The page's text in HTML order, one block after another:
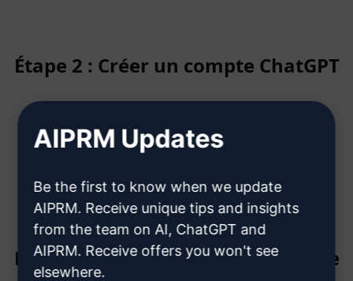
Étape 2 : Créer un compte ChatGPT
Cliquez ici pour savoir comment
créer un compte ChatGPT
Étape 3 : Utiliser l'invite dans votre
AIPRM Updates
Be the first to know when we update
AIPRM. Receive unique tips and insights
from the team on AI, ChatGPT and
AIPRM. Receive offers you won't see
elsewhere.